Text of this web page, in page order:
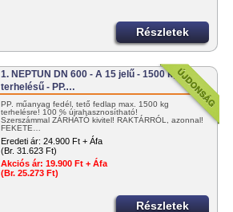
Részletek
1. NEPTUN DN 600 - A 15 jelű - 1500 kg
terhelésű - PP.…
PP. műanyag fedél, tető fedlap max. 1500 kg
terhelésre! 100 % újrahasznosítható!
Szerszámmal ZÁRHATÓ kivitel! RAKTÁRRÓL, azonnal!
FEKETE…
Eredeti ár: 24.900 Ft + Áfa
(Br. 31.623 Ft)
Akciós ár: 19.900 Ft + Áfa
(Br. 25.273 Ft)
Részletek